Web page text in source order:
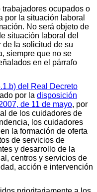
ocupados o
por la situación laboral
No será objeto de
situación laboral del
de la solicitud de su
siempre que no se
en el párrafo
del Real Decreto
por la disposición
de 11 de mayo, por
de los cuidadores de
los cuidadores
la formación de oferta
de servicios de
y desarrollo de la
centros y servicios de
acción e intervención